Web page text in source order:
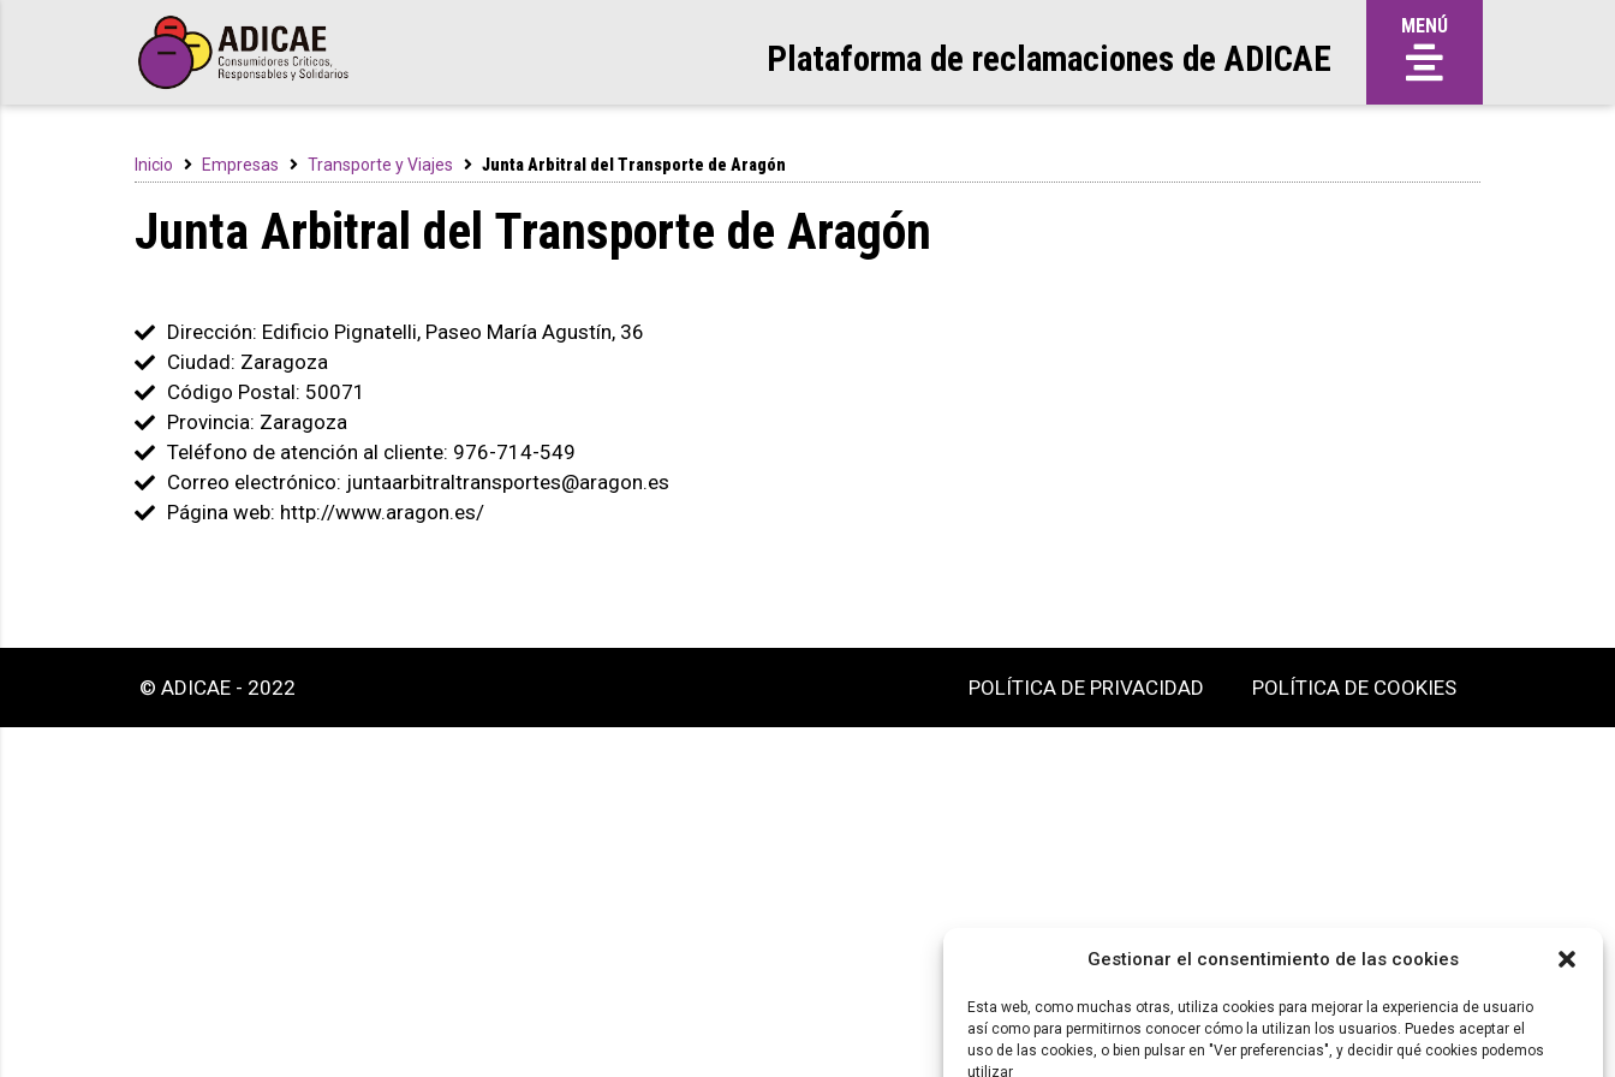
Gestionar el consentimiento de las cookies
Esta web, como muchas otras, utiliza cookies para mejorar la experiencia de usuario
así como para permitirnos conocer cómo la utilizan los usuarios. Puedes aceptar el
uso de las cookies, o bien pulsar en "Ver preferencias", y decidir qué cookies podemos
utilizar
Plataforma de reclamaciones de ADICAE
MENÚ
Inicio Empresas Transporte y Viajes Junta Arbitral del Transporte de Aragón
Junta Arbitral del Transporte de Aragón
Dirección: Edificio Pignatelli, Paseo María Agustín, 36
Ciudad: Zaragoza
Código Postal: 50071
Provincia: Zaragoza
Teléfono de atención al cliente: 976-714-549
Correo electrónico: juntaarbitraltransportes@aragon.es
Página web: http://www.aragon.es/
© ADICAE - 2022 POLÍTICA DE PRIVACIDAD POLÍTICA DE COOKIES